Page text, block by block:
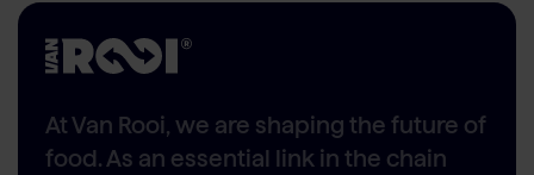
At Van Rooi, we are shaping the future of
food. As an essential link in the chain